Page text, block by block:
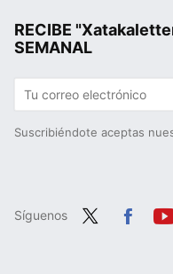
RECIBE
SEMANAL
Suscribiéndote aceptas
Síguenos